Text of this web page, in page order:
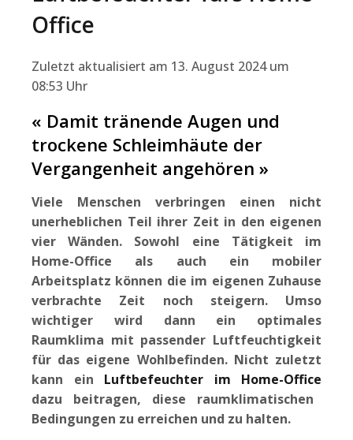
Office
Zuletzt aktualisiert am 13. August 2024 um
08:53 Uhr
« Damit tränende Augen und
trockene Schleimhäute der
Vergangenheit angehören »
Viele Menschen verbringen einen nicht
unerheblichen Teil ihrer Zeit in den eigenen
vier Wänden. Sowohl eine Tätigkeit im
Home-Office als auch ein mobiler
Arbeitsplatz können die im eigenen Zuhause
verbrachte Zeit noch steigern. Umso
wichtiger wird dann ein optimales
Raumklima mit passender Luftfeuchtigkeit
für das eigene Wohlbefinden. Nicht zuletzt
kann ein Luftbefeuchter im Home-Office
dazu beitragen, diese raumklimatischen
Bedingungen zu erreichen und zu halten.